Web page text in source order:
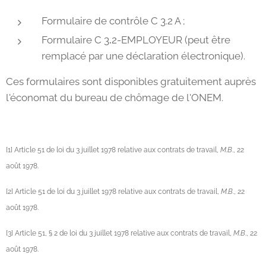
Formulaire de contrôle C 3.2 A ;
Formulaire C 3.2-EMPLOYEUR (peut être
remplacé par une déclaration électronique).
Ces formulaires sont disponibles gratuitement auprès
l'économat du bureau de chômage de l'ONEM.
[1] Article 51 de loi du 3 juillet 1978 relative aux contrats de travail, M.B., 22
août 1978.
[2] Article 51 de loi du 3 juillet 1978 relative aux contrats de travail, M.B., 22
août 1978.
[3] Article 51, § 2 de loi du 3 juillet 1978 relative aux contrats de travail, M.B., 22
août 1978.